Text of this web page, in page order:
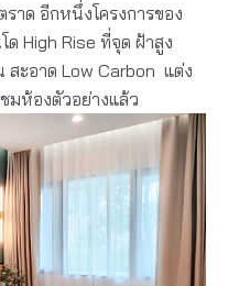
ด อีกหนึ่งโครงการของ
ด High Rise ที่จุด ฝ้าสูง
สะอาด Low Carbon แต่ง
มห้องตัวอย่างแล้ว